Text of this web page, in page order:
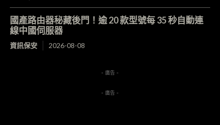
國產路由器秘藏後門！逾 20 款型號每 35 秒自動連
線中國伺服器
資訊保安 2026-08-08
- 廣告 -
- 廣告 -